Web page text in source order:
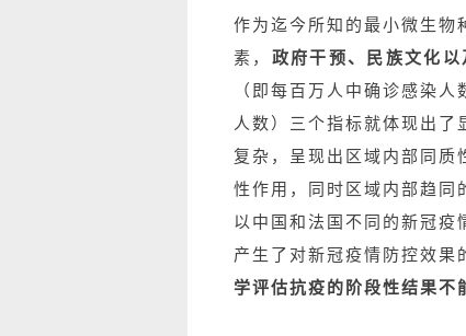
作为迄今所知的最小微生物
素， 政府干预、民族文化
（即每百万人中确诊感染
人数）三个指标就体现出
复杂，呈现出区域内部同质
性作用，同时区域内部趋同
以中国和法国不同的新冠疫
产生了对新冠疫情防控效果
学评估抗疫的阶段性结果不